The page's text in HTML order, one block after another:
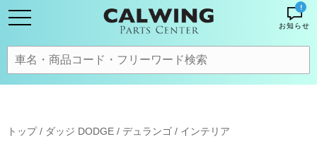
!
お知らせ
トップ/ ダッジ DODGE / デュランゴ / インテリア